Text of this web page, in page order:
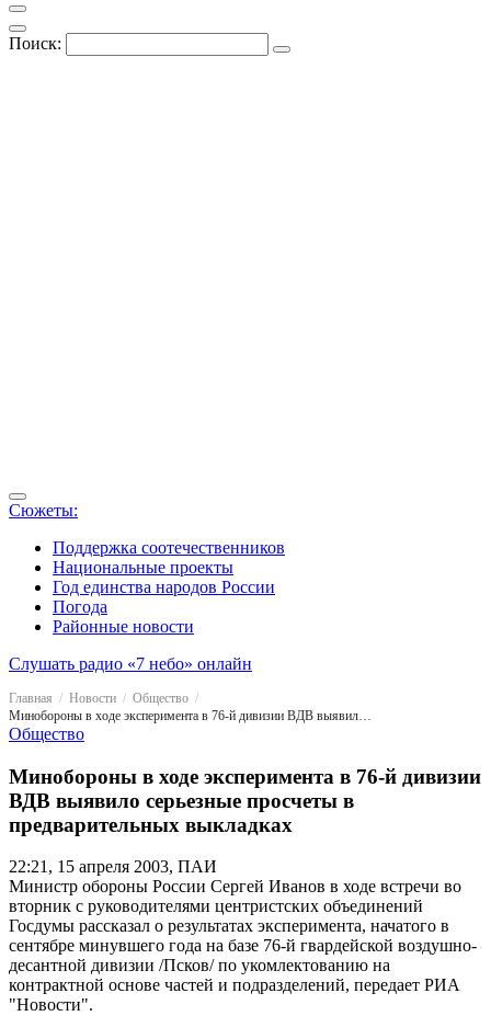
Поиск:
Сюжеты:
Поддержка соотечественников
Национальные проекты
Год единства народов России
Погода
Районные новости
Слушать радио «7 небо» онлайн
Главная Новости
Общество
Минобороны в ходе эксперимента в 76-й дивизии ВДВ выявило серьезные просчеты в предварительных выкладках
Общество
Минобороны в ходе эксперимента в 76-й дивизии
ВДВ выявило серьезные просчеты в
предварительных выкладках
22:21, 15 апреля 2003, ПАИ
Министр обороны России Сергей Иванов в ходе встречи во
вторник с руководителями центристских объединений
Госдумы рассказал о результатах эксперимента, начатого в
сентябре минувшего года на базе 76-й гвардейской воздушно-
десантной дивизии /Псков/ по укомлектованию на
контрактной основе частей и подразделений, передает РИА
"Новости".